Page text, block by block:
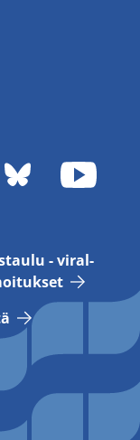
- vi­ral­